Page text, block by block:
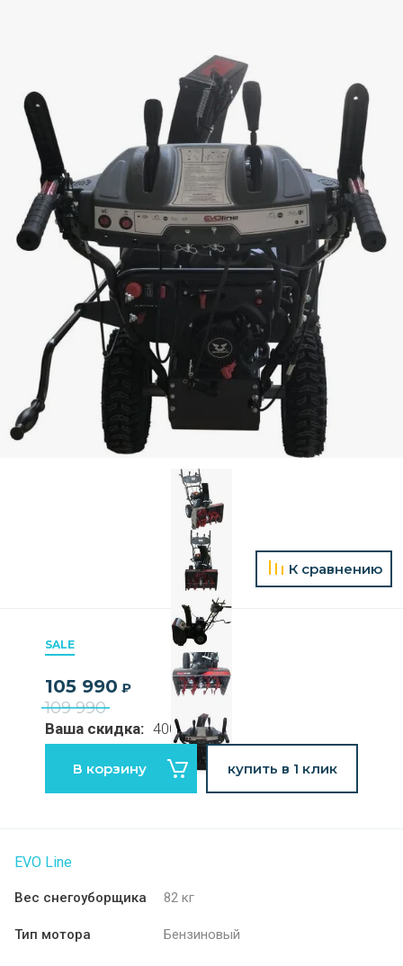
SALE
105 990 ₽
109 990
Ваша скидка: 4000 руб
В корзину купить в 1 клик
EVO Line
Вес снегоуборщика 82 кг
Тип мотора Бензиновый
К сравнению